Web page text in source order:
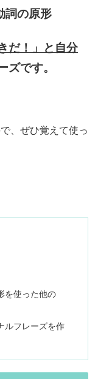
詞の原形
だ！」と自分
ズです。
、ぜひ覚えて使っ
を使った他の
ルフレーズを作